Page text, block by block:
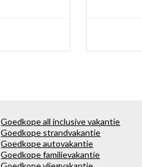
Goedkope all inclusive vakantie
Goedkope strandvakantie
Goedkope autovakantie
Goedkope familievakantie